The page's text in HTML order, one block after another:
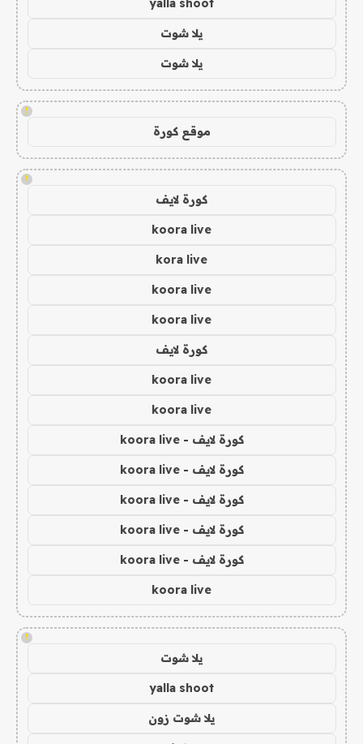
يلا شوت
يلا شوت
!
موقع كورة
!
كورة لايف
koora live
kora live
koora live
koora live
كورة لايف
koora live
koora live
كورة لايف - koora live
كورة لايف - koora live
كورة لايف - koora live
كورة لايف - koora live
كورة لايف - koora live
koora live
!
يلا شوت
yalla shoot
يلا شوت زون